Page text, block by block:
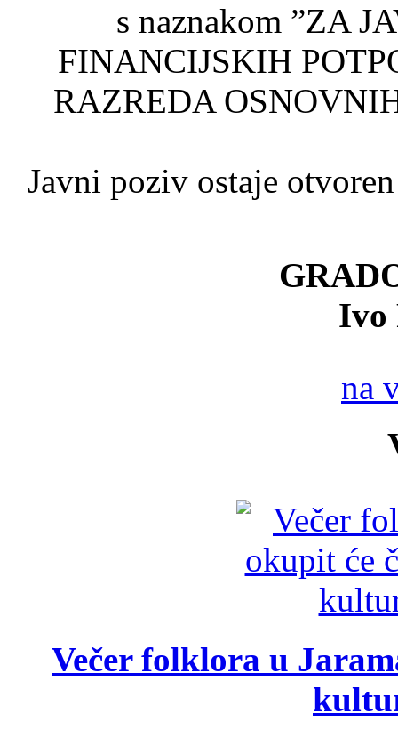
s naznakom ”ZA
FINANCIJSKIH
RAZREDA
Javni poziv ostaje
Ivo
na
Večer folklora u